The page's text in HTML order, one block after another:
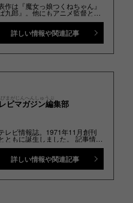
作は『魔女っ娘つくねちゃん』
九郎』。他にもアニメ監督とし
』（原作：榎本俊二）
ーム大好き。
詳しい情報や関連記事
まがじんへんしゅうぶ
ビマガジン編集部
レビ情報誌。1971年11月創刊
ともに誕生しました。 記事情報
の『テレビマガジン 公
け雑誌の中では、『なかよし』
『週刊少年マガジン』『別冊フ
史が長い雑誌です。 【SNS】
Instagram：＠
詳しい情報や関連記事